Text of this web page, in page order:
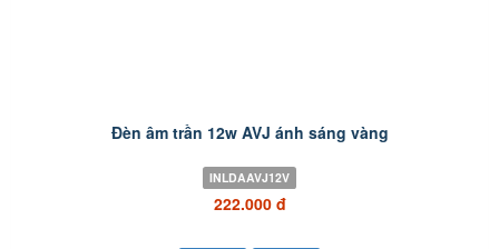
Đèn âm trần 12w AVJ ánh sáng vàng
INLDAAVJ12V
222.000 đ